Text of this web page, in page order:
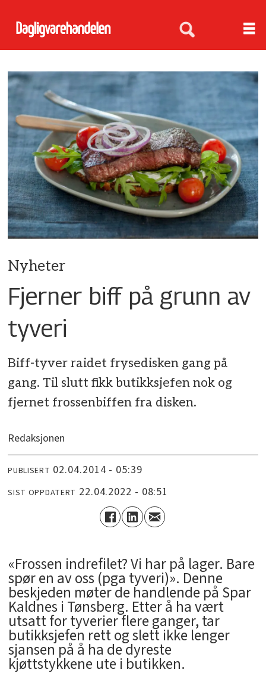
Nyheter
Fjerner biff på grunn av
tyveri
Biff-tyver raidet frysedisken gang på
gang. Til slutt fikk butikksjefen nok og
fjernet frossenbiffen fra disken.
Redaksjonen
PUBLISERT 02.04.2014 - 05:39
SIST OPPDATERT 22.04.2022 - 08:51
«Frossen indrefilet? Vi har på lager. Bare
spør en av oss (pga tyveri)». Denne
beskjeden møter de handlende på Spar
Kaldnes i Tønsberg. Etter å ha vært
utsatt for tyverier flere ganger, tar
butikksjefen rett og slett ikke lenger
sjansen på å ha de dyreste
kjøttstykkene ute i butikken.